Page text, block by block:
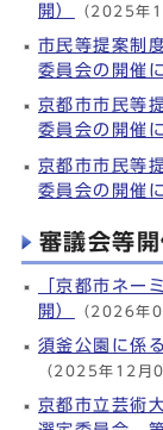
開）
（2025年
市民等提案制
委員会の開催
京都市市民等
委員会の開催
京都市市民等
委員会の開催
審議会等
「京都市ネー
開）
（2026年
須釜公園に係
（2025年12月
京都市立芸術